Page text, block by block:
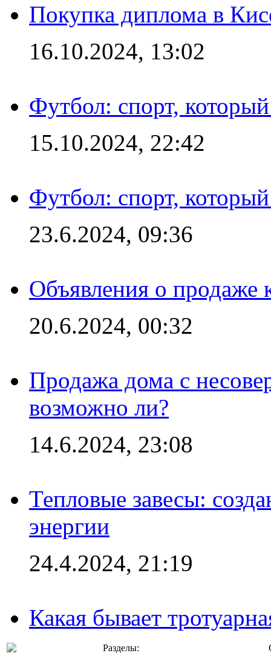
Покупка диплома в
16.10.2024, 13:02
Футбол: спорт,
15.10.2024, 22:42
Футбол: спорт,
23.6.2024, 09:36
Объявления о продаже
20.6.2024, 00:32
Продажа дома с
возможно ли?
14.6.2024, 23:08
Тепловые завесы:
энергии
24.4.2024, 21:19
Какая бывает
Разделы: